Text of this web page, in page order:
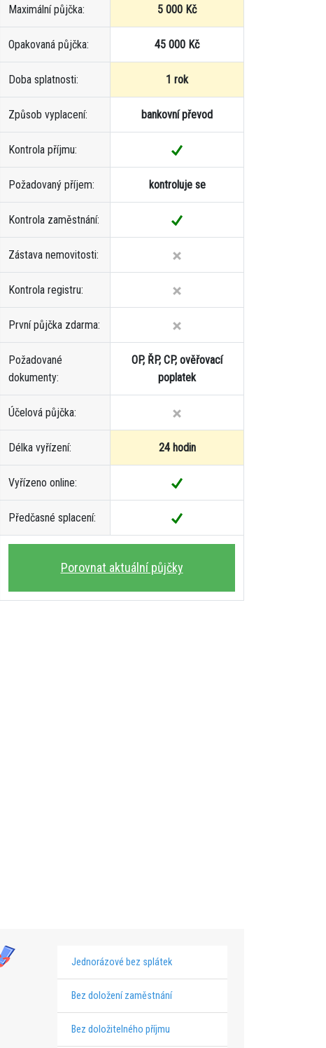
Maximální půjčka: 5 000 Kč
Opakovaná půjčka: 45 000 Kč
Doba splatnosti: 1 rok
Způsob vyplacení: bankovní převod
Kontrola příjmu:
Požadovaný příjem: kontroluje se
Kontrola zaměstnání:
Zástava nemovitosti:
Kontrola registru:
První půjčka zdarma:
Požadované
dokumenty:
OP, ŘP, CP, ověřovací
poplatek
Účelová půjčka:
Délka vyřízení: 24 hodin
Vyřízeno online:
Předčasné splacení:
Porovnat aktuální půjčky
Jednorázové bez splátek
Bez doložení zaměstnání
Bez doložitelného příjmu